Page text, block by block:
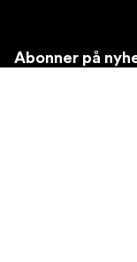
Abonner på